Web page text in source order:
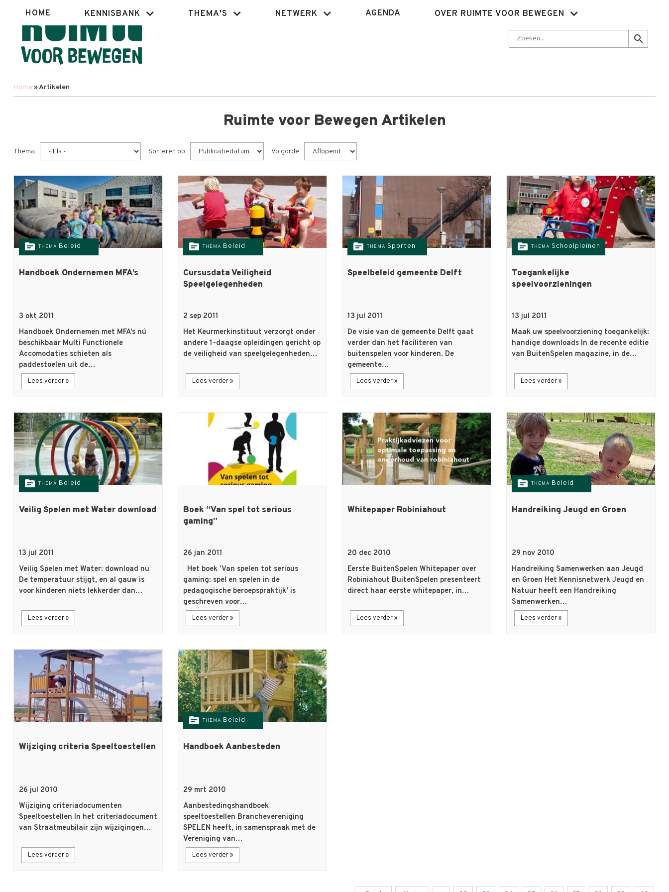
inhoud
Zoeken
search
Hoofdnavigatie
HOME KENNISBANK THEMA'S NETWERK AGENDA OVER RUIMTE VOOR BEWEGEN
Home Artikelen
Ruimte voor Bewegen Artikelen
Thema Sorteren op Volgorde
topic THEMA Beleid
Handboek Ondernemen MFA’s
3 okt 2011
Handboek Ondernemen met MFA’s nú
beschikbaar Multi Functionele
Accomodaties schieten als
paddestoelen uit de…
Lees verder »
topic THEMA Beleid
Cursusdata Veiligheid
Speelgelegenheden
2 sep 2011
Het Keurmerkinstituut verzorgt onder
andere 1-daagse opleidingen gericht op
de veiligheid van speelgelegenheden…
Lees verder »
topic THEMA Sporten
Speelbeleid gemeente Delft
13 jul 2011
De visie van de gemeente Delft gaat
verder dan het faciliteren van
buitenspelen voor kinderen. De
gemeente…
Lees verder »
topic THEMA Schoolpleinen
Toegankelijke
speelvoorzieningen
13 jul 2011
Maak uw speelvoorziening toegankelijk:
handige downloads In de recente editie
van BuitenSpelen magazine, in de…
Lees verder »
topic THEMA Beleid
Veilig Spelen met Water download
13 jul 2011
Veilig Spelen met Water: download nu
De temperatuur stijgt, en al gauw is
voor kinderen niets lekkerder dan…
Lees verder »
Boek “Van spel tot serious
gaming”
26 jan 2011
Het boek ’Van spelen tot serious
gaming: spel en spelen in de
pedagogische beroepspraktijk’ is
geschreven voor…
Lees verder »
Whitepaper Robiniahout
20 dec 2010
Eerste BuitenSpelen Whitepaper over
Robiniahout BuitenSpelen presenteert
direct haar eerste whitepaper, in…
Lees verder »
topic THEMA Beleid
Handreiking Jeugd en Groen
29 nov 2010
Handreiking Samenwerken aan Jeugd
en Groen Het Kennisnetwerk Jeugd en
Natuur heeft een Handreiking
Samenwerken…
Lees verder »
Wijziging criteria Speeltoestellen
26 jul 2010
Wijziging criteriadocumenten
Speeltoestellen In het criteriadocument
van Straatmeubilair zijn wijzigingen…
Lees verder »
topic THEMA Beleid
Handboek Aanbesteden
29 mrt 2010
Aanbestedingshandboek
speeltoestellen Branchevereniging
SPELEN heeft, in samenspraak met de
Vereniging van…
Lees verder »